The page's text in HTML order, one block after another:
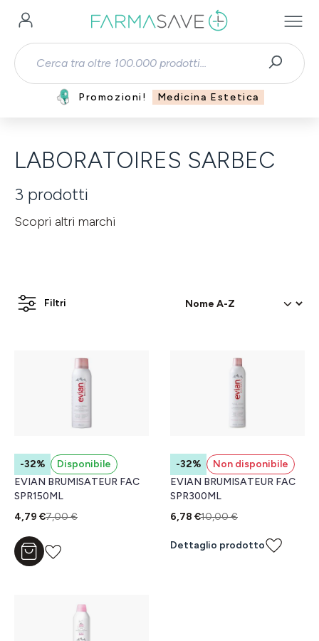
Passa al contenuto principale
Promozioni! Medicina Estetica
LABORATOIRES SARBEC
3 prodotti
Scopri altri marchi
Filtri
-32%
Disponibile
EVIAN BRUMISATEUR FAC
SPR150ML
4,79 €7,00 €
Aggiungi al carrello
-32%
Non disponibile
EVIAN BRUMISATEUR FAC
SPR300ML
6,78 €10,00 €
Dettaglio prodotto